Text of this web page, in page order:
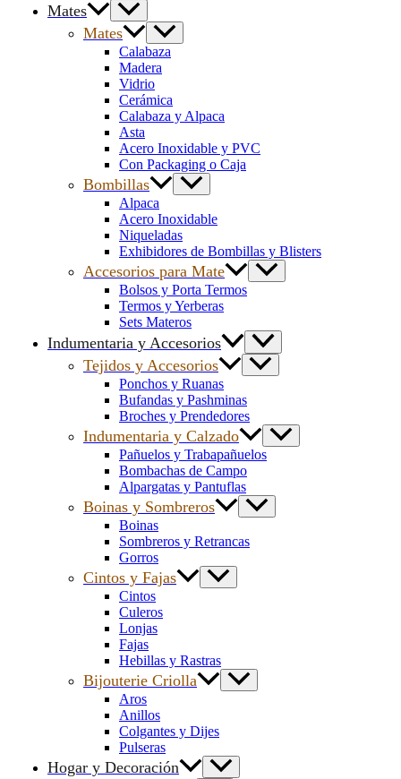
Mates
Mates
Calabaza
Madera
Vidrio
Cerámica
Calabaza y Alpaca
Asta
Acero Inoxidable y PVC
Con Packaging o Caja
Bombillas
Alpaca
Acero Inoxidable
Niqueladas
Exhibidores de Bombillas y Blisters
Accesorios para Mate
Bolsos y Porta Termos
Termos y Yerberas
Sets Materos
Indumentaria y Accesorios
Tejidos y Accesorios
Ponchos y Ruanas
Bufandas y Pashminas
Broches y Prendedores
Indumentaria y Calzado
Pañuelos y Trabapañuelos
Bombachas de Campo
Alpargatas y Pantuflas
Boinas y Sombreros
Boinas
Sombreros y Retrancas
Gorros
Cintos y Fajas
Cintos
Culeros
Lonjas
Fajas
Hebillas y Rastras
Bijouterie Criolla
Aros
Anillos
Colgantes y Dijes
Pulseras
Hogar y Decoración